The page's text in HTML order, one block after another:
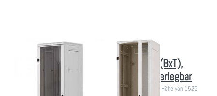
Triton Data-Rack
600x1000mm von
IT-Schrank
600x1000 (BxT),
komplett zerlegbar
800kg Tragekraft, Höhe von 1525